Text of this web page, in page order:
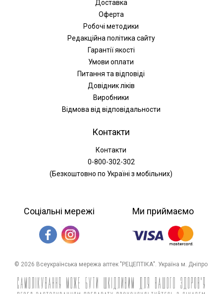
Доставка
Оферта
Робочі методики
Редакційна політика сайту
Гарантії якості
Умови оплати
Питання та відповіді
Довідник ліків
Виробники
Відмова від відповідальности
Контакти
Контакти
0-800-302-302
(Безкоштовно по Україні з мобільних)
Соціальні мережі Ми приймаємо
© 2026 Всеукраїнська мережа аптек "РЕЦЕПТІКА". Україна м. Дніпро